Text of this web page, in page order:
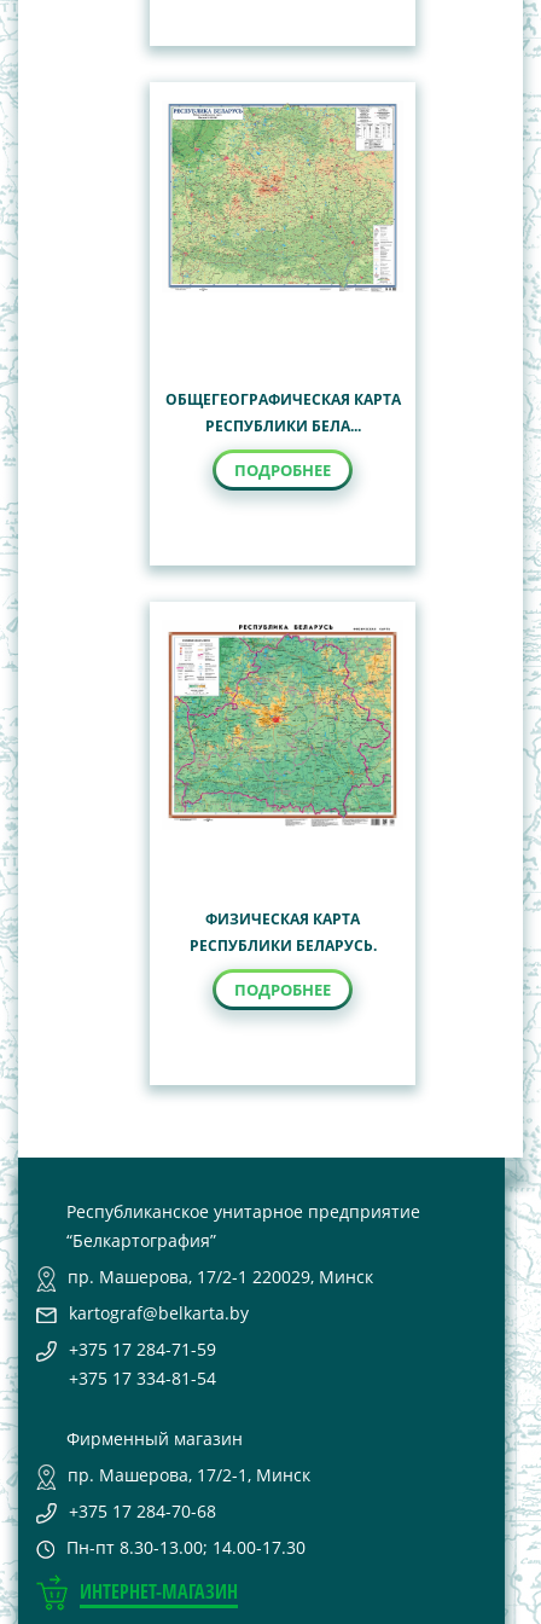
ОБЩЕГЕОГРАФИЧЕСКАЯ КАРТА
РЕСПУБЛИКИ БЕЛА...
ПОДРОБНЕЕ
ФИЗИЧЕСКАЯ КАРТА
РЕСПУБЛИКИ БЕЛАРУСЬ.
ПОДРОБНЕЕ
Республиканское унитарное предприятие
“Белкартография”
пр. Машерова, 17/2-1 220029, Минск
kartograf@belkarta.by
+375 17 284-71-59
+375 17 334-81-54
Фирменный магазин
пр. Машерова, 17/2-1, Минск
+375 17 284-70-68
Пн-пт 8.30-13.00; 14.00-17.30
ИНТЕРНЕТ-МАГАЗИН